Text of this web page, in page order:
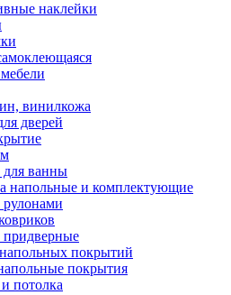
наклейки
винилкожа
дверей
ванны
напольные и комплектующие
покрытий
покрытия
потолка